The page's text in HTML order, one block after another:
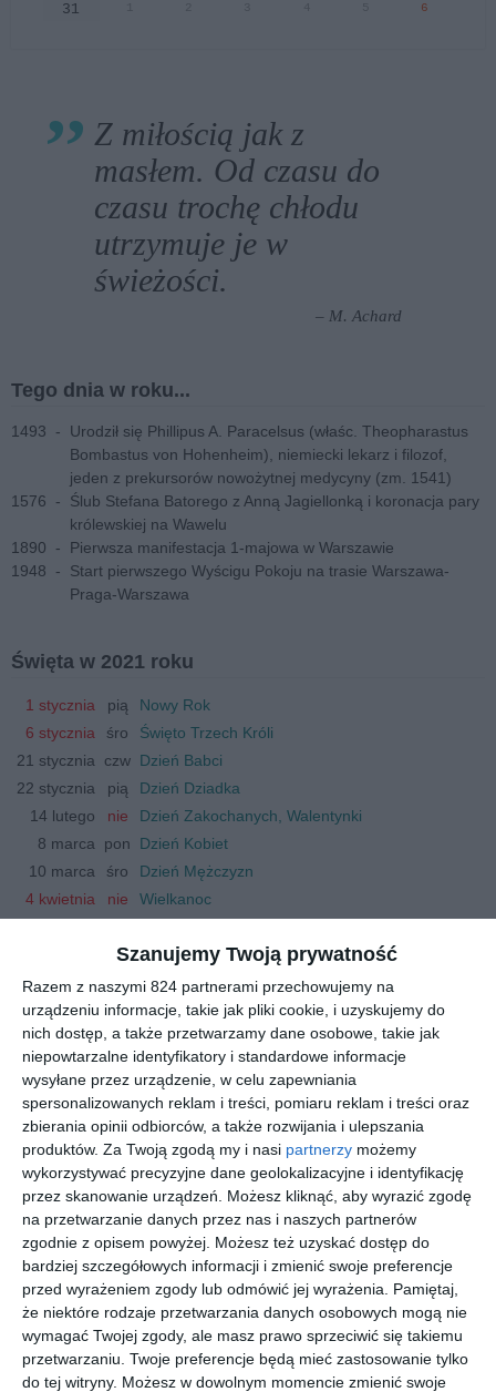
Szanujemy Twoją prywatność
Razem z naszymi 824 partnerami przechowujemy na
urządzeniu informacje, takie jak pliki cookie, i uzyskujemy do
nich dostęp, a także przetwarzamy dane osobowe, takie jak
niepowtarzalne identyfikatory i standardowe informacje
wysyłane przez urządzenie, w celu zapewniania
spersonalizowanych reklam i treści, pomiaru reklam i treści oraz
zbierania opinii odbiorców, a także rozwijania i ulepszania
produktów. Za Twoją zgodą my i nasi partnerzy możemy
wykorzystywać precyzyjne dane geolokalizacyjne i identyfikację
przez skanowanie urządzeń. Możesz kliknąć, aby wyrazić zgodę
na przetwarzanie danych przez nas i naszych partnerów
zgodnie z opisem powyżej. Możesz też uzyskać dostęp do
bardziej szczegółowych informacji i zmienić swoje preferencje
przed wyrażeniem zgody lub odmówić jej wyrażenia.
Pamiętaj,
że niektóre rodzaje przetwarzania danych osobowych mogą nie
wymagać Twojej zgody, ale masz prawo sprzeciwić się takiemu
przetwarzaniu. Twoje preferencje będą mieć zastosowanie tylko
do tej witryny. Możesz w dowolnym momencie zmienić swoje
31
6
Z miłością jak z
masłem. Od czasu do
czasu trochę chłodu
utrzymuje je w
świeżości.
– M. Achard
Tego dnia w roku...
1493 - Urodził się Phillipus A. Paracelsus (właśc. Theopharastus
Bombastus von Hohenheim), niemiecki lekarz i filozof,
jeden z prekursorów nowożytnej medycyny (zm. 1541)
1576 - Ślub Stefana Batorego z Anną Jagiellonką i koronacja pary
królewskiej na Wawelu
1890 -
Pierwsza manifestacja 1-majowa w Warszawie
1948 - Start pierwszego Wyścigu Pokoju na trasie Warszawa-
Praga-Warszawa
Święta w 2021 roku
1 stycznia pią
Nowy Rok
6 stycznia
śro
Święto Trzech Króli
21 stycznia czw
Dzień Babci
22 stycznia
pią
Dzień Dziadka
14 lutego
nie
Dzień Zakochanych, Walentynki
8 marca pon
Dzień Kobiet
10 marca
śro
Dzień Mężczyzn
4 kwietnia
nie
Wielkanoc
śroŚwięto Chrztu Polski
1 majasobŚwięto Pracy
2 maja
nie
Dzień Flagi Rzeczpospolitej Polskiej
3 majaponŚwięto Konstytucji 3 Maja
8 majasobNarodowy Dzień Zwycięstwa
23 maja
Zesłanie Ducha Świętego, Zielone Świątki
26 majaśro Dzień Matki
1 czerwca wtoDzień Dziecka
3 czerwcaczwBoże Ciało
23 czerwca śro Dzień Ojca
1 sierpnia
Narodowy Dzień Pamięci Powstania
Warszawskiego
15 sierpnia
nie
Święto Wojska Polskiego, Wniebowzięcie N.M.P.
31 sierpniawtoDzień Solidarności i Wolności
1 listopada pon Wszystkich Świętych
11 listopadaczw Narodowe Święto Niepodległości